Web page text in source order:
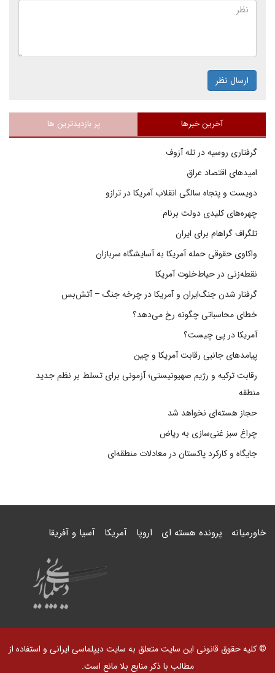
ارسال نظر
آخرین خبرها پر بازدیدترین ها
گرفتاری روسیه در تله آزوف
امیدهای اقتصاد عراق
دویست و پنجاه سالگی انقلاب آمریکا در ترازو
چهره‌های کلیدی دولت برنام
تلگراف گراهام برای ایران
واکاوی حقوقی حمله آمریکا به آسایشگاه سربازان
نقطه‌زنی در حیاط‌خلوت آمریکا
گرفتار شدن جنگ‌ایران و آمریکا در چرخه جنگ – آتش‌بس
خطای محاسباتی چگونه رخ می‌دهد؟
آمریکا در پی چیست؟
پیامدهای جانبی رقابت آمریکا و چین
رقابت ترکیه و رژیم صهیونیستی؛ آزمونی برای تسلط بر نظم جدید
منطقه
حجاز هسته‌ای نخواهد شد
چراغ سبز غنی‌سازی به ریاض
جایگاه و کارکرد پاکستان در معادلات منطقه‌ای
خاورمیانه پرونده هسته ای اروپا آمریکا آسیا و آفریقا
© کلیه حقوق قانونی این سایت متعلق به سایت دیپلماسی ایرانی و استفاده از
مطالب با ذکر منابع بلا مانع است.